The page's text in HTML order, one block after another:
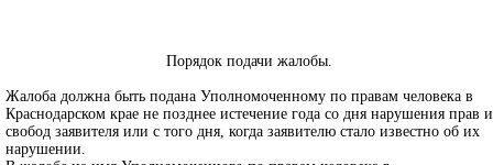
Порядок подачи жалобы.
Жалоба должна быть подана Уполномоченному по правам человека в
Краснодарском крае не позднее истечение года со дня нарушения прав и
свобод заявителя или с того дня, когда заявителю стало известно об их
нарушении.